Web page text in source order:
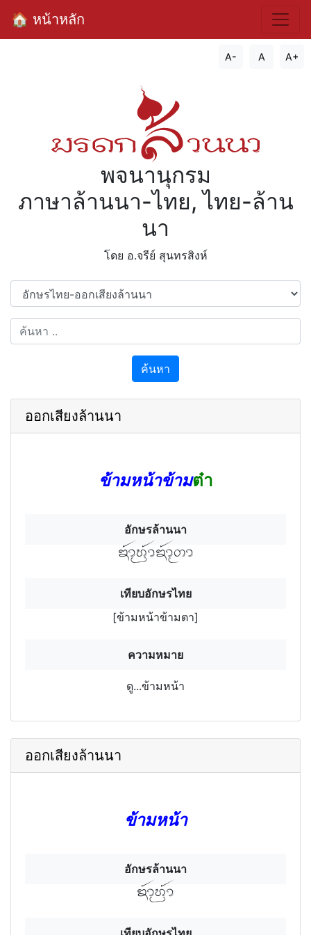
🏠 หน้าหลัก
A- A A+
พจนานุกรม
ภาษาล้านนา-ไทย, ไทย-ล้าน
นา
โดย อ.จรีย์​ สุนทรสิงห์
ค้นหา
ออกเสียงล้านนา
ข้ามหน้าข้ามต๋า
อักษรล้านนา
ข้ามฯห้นฯาข้ามฯตา
เทียบอักษรไทย
[ข้ามหน้าข้ามตา]
ความหมาย
ดู...ข้ามหน้า
ออกเสียงล้านนา
ข้ามหน้า
อักษรล้านนา
ข้ามฯห้นฯา